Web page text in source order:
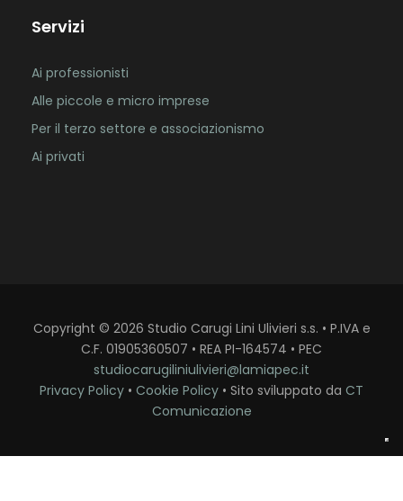
Servizi
Ai professionisti
Alle piccole e micro imprese
Per il terzo settore e associazionismo
Ai privati
Copyright © 2026 Studio Carugi Lini Ulivieri s.s. • P.IVA e
C.F. 01905360507 • REA PI-164574 • PEC
studiocarugiliniulivieri@lamiapec.it
Privacy Policy • Cookie Policy • Sito sviluppato da CT
Comunicazione